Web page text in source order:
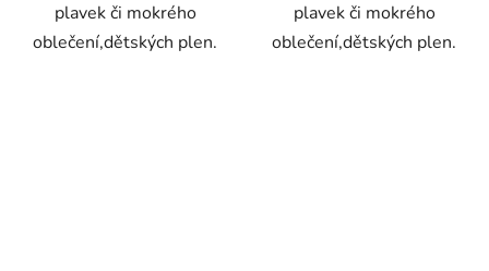
plavek či mokrého
oblečení,dětských plen.
plavek či mokrého
oblečení,dětských plen.